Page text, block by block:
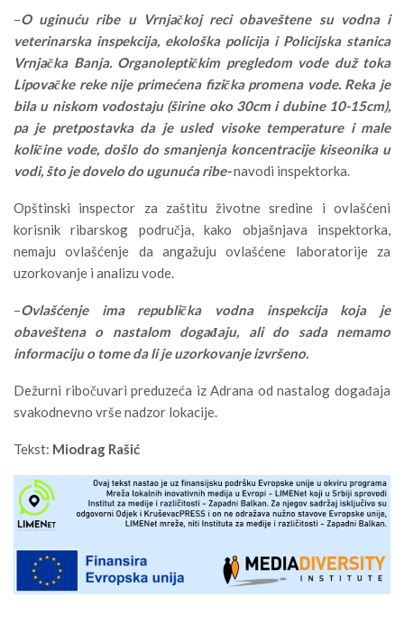
–O uginuću ribe u Vrnjačkoj reci obaveštene su vodna i
veterinarska inspekcija, ekološka policija i Policijska stanica
Vrnjačka Banja. Organoleptičkim pregledom vode duž toka
Lipovačke reke nije primećena fizička promena vode. Reka je
bila u niskom vodostaju (širine oko 30cm i dubine 10-15cm),
pa je pretpostavka da je usled visoke temperature i male
količine vode, došlo do smanjenja koncentracije kiseonika u
vodi, što je dovelo do ugunuća ribe-navodi inspektorka.
Opštinski inspector za zaštitu životne sredine i ovlašćeni
korisnik ribarskog područja, kako objašnjava inspektorka,
nemaju ovlašćenje da angažuju ovlašćene laboratorije za
uzorkovanje i analizu vode.
–Ovlašćenje ima republička vodna inspekcija koja je
obaveštena o nastalom događaju, ali do sada nemamo
informaciju o tome da li je uzorkovanje izvršeno.
Dežurni ribočuvari preduzeća iz Adrana od nastalog događaja
svakodnevno vrše nadzor lokacije.
Tekst: Miodrag Rašić